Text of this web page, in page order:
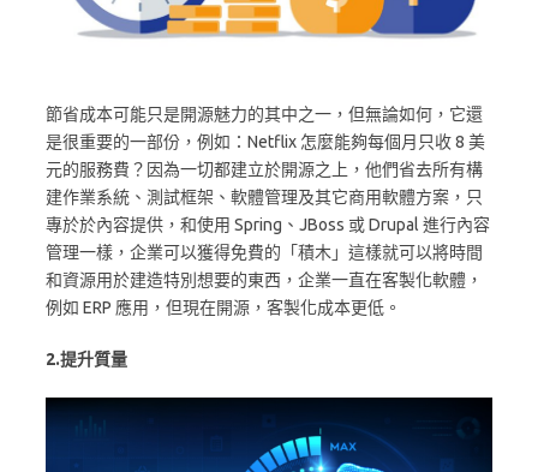
節省成本可能只是開源魅力的其中之一，但無論如何，它還
是很重要的一部份，例如：Netflix 怎麼能夠每個月只收 8 美
元的服務費？因為一切都建立於開源之上，他們省去所有構
建作業系統、測試框架、軟體管理及其它商用軟體方案，只
專於於內容提供，和使用 Spring、JBoss 或 Drupal 進行內容
管理一樣，企業可以獲得免費的「積木」這樣就可以將時間
和資源用於建造特別想要的東西，企業一直在客製化軟體，
例如 ERP 應用，但現在開源，客製化成本更低。
2.提升質量